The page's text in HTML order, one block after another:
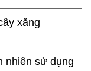
nhiên sử dụng